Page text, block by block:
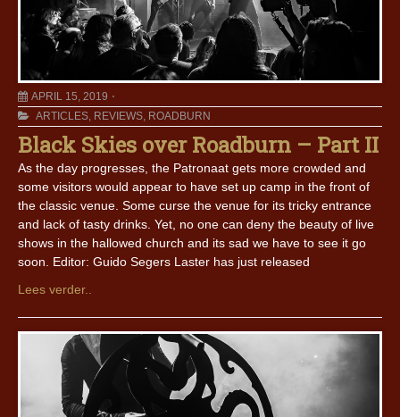
APRIL 15, 2019
ARTICLES, REVIEWS, ROADBURN
Black Skies over Roadburn – Part II
As the day progresses, the Patronaat gets more crowded and
some visitors would appear to have set up camp in the front of
the classic venue. Some curse the venue for its tricky entrance
and lack of tasty drinks. Yet, no one can deny the beauty of live
shows in the hallowed church and its sad we have to see it go
soon. Editor: Guido Segers Laster has just released
Lees verder..